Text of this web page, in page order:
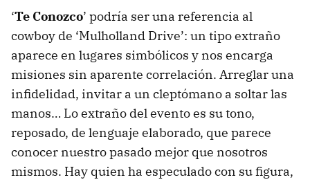
‘Te Conozco’ podría ser una referencia al
cowboy de ‘Mulholland Drive’: un tipo extraño
aparece en lugares simbólicos y nos encarga
misiones sin aparente correlación. Arreglar una
infidelidad, invitar a un cleptómano a soltar las
manos… Lo extraño del evento es su tono,
reposado, de lenguaje elaborado, que parece
conocer nuestro pasado mejor que nosotros
mismos. Hay quien ha especulado con su figura,